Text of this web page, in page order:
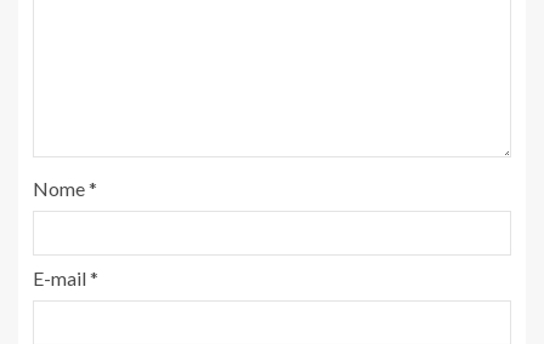
Nome*
E-mail*